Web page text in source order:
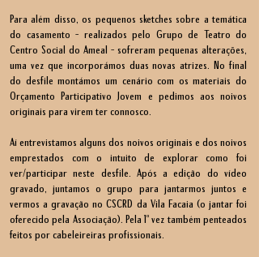
Para além disso, os pequenos sketches sobre a temática
do casamento – realizados pelo Grupo de Teatro do
Centro Social do Ameal – sofreram pequenas alterações,
uma vez que incorporámos duas novas atrizes. No final
do desfile montámos um cenário com os materiais do
Orçamento Participativo Jovem e pedimos aos noivos
originais para virem ter connosco.
Aí entrevistamos alguns dos noivos originais e dos noivos
emprestados com o intuito de explorar como foi
ver/participar neste desfile. Após a edição do vídeo
gravado, juntamos o grupo para jantarmos juntos e
vermos a gravação no CSCRD da Vila Facaia (o jantar foi
oferecido pela Associação). Pela 1ª vez também penteados
feitos por cabeleireiras profissionais.​